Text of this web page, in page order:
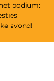
podium:
avond!